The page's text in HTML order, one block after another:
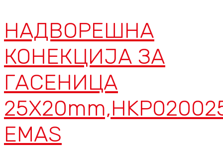
НАДВОРЕШНА
КОНЕКЦИЈА ЗА
ГАСЕНИЦА
EMAS